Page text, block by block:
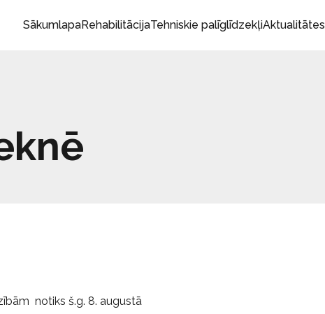
SākumlapaRehabilitācijaTehniskie palīglīdzekļiAktualitātes
notiks š.g. 8. augustā